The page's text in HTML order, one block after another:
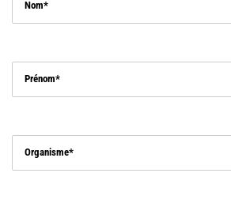
Nom
Prénom
Organisme